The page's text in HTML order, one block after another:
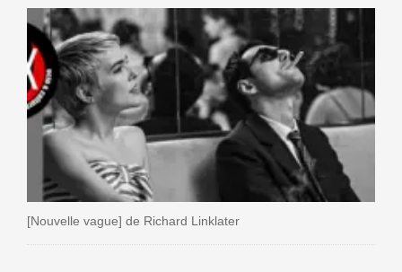
[Nouvelle vague] de Richard Linklater